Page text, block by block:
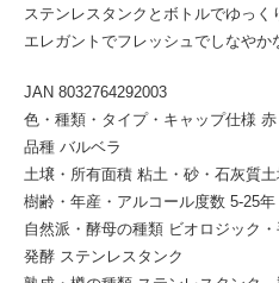
ステンレスタンクとボトルでゆっ
エレガントでフレッシュでしなやか
JAN 8032764292003
色・種類・タイプ・キャップ仕様 赤
品種 バルベラ
土壌・所有面積 粘土・砂・石灰質
樹齢・年産・アルコール度数 5-25
自然派・酵母の種類 ビオロジック
発酵 ステンレスタンク